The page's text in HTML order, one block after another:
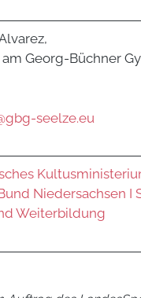
Georg-Büchner
seelze.eu
Niedersachsen I
Weiterbildung